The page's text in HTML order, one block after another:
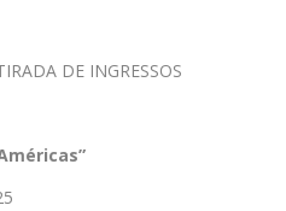
DE INGRESSOS